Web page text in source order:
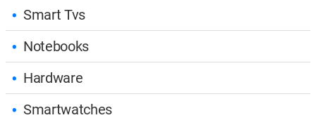
Smart Tvs
Notebooks
Hardware
Smartwatches